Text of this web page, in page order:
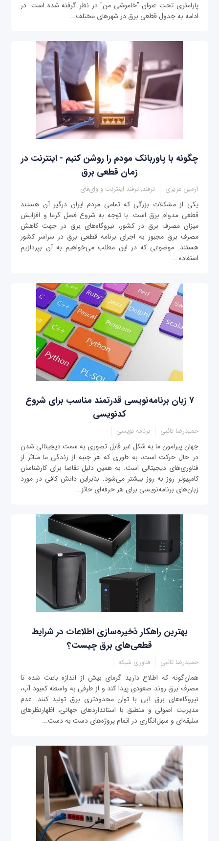
پارامتری تحت عنوان "خاموشی من" در نظر گرفته شده است. در
ادامه به جدول قطعی برق در شهرهای مختلف...
چگونه با پاوربانک مودم را روشن کنیم - اینترنت در
زمان قطعی برق
آرمین عزیزی ترفند, ترفند اینترنت و وای‌فای
یکی از مشکلات بزرگی که تمامی مردم ایران درگیر آن هستند
قطعی مدوام برق است. با توجه به شروع فصل گرما و افزایش
میزان مصرف برق در کشور، نیروگاه‌های برق در جهت کاهش
مصرف برق مجبور به اجرای برنامه قطعی برق در سراسر کشور
هستند. موضوعی که در این مطلب می‌خواهیم به آن بپردازیم
استفاده...
۷ زبان برنامه‌نویسی قدرتمند مناسب برای شروع
کدنویسی
حمیدرضا تائبی برنامه نویسی
جهان پیرامون ما به شکل غیر قابل تصوری به سمت دیجیتالی شدن
در حال حرکت است، به طوری که هر جنبه از زندگی ما متاثر از
فناوری‌های دیجیتالی است. به همین دلیل تقاضا برای کارشناسان
کامپیوتر روز به روز بیشتر می‌شود. بنابراین دانش کافی در مورد
زبان‌های برنامه‌نویسی برای هر حرفه‌ای حائز...
بهترین راهکار ذخیره‌سازی اطلاعات در شرایط
قطعی‌های برق چیست؟
حمیدرضا تائبی فناوری شبکه
همان‌گونه که اطلاع دارید گرمای بیش از اندازه باعث شده تا
مصرف برق روند صعودی پیدا کند و از طرفی به واسطه کمبود آب،
نیروگاه‌های برق آبی با توان محدودتری برق تولید کنند. عدم
مدیریت اصولی و منطبق با استانداردهای جهانی، اظهارنظرهای
سلیقه‌ای و سهل‌انگاری در اتمام پروژه‌های دست به دست...